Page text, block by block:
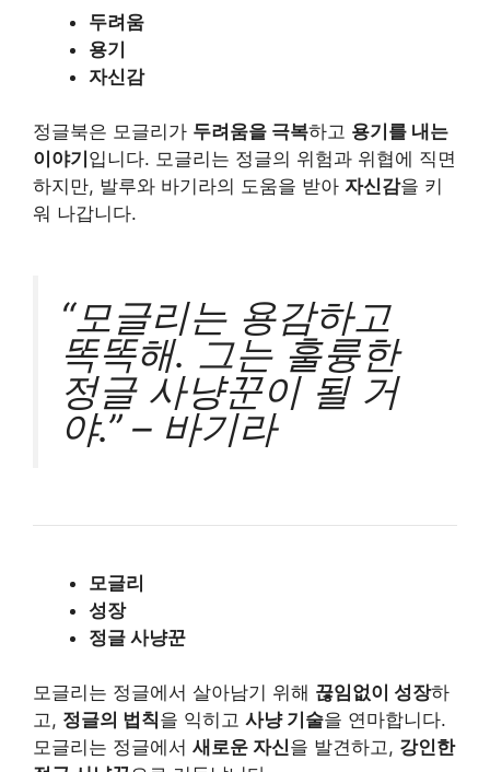
두려움
용기
자신감
정글북은 모글리가 두려움을 극복하고 용기를 내는
이야기 입니다. 모글리는 정글의 위험과 위협에 직면
하지만, 발루와 바기라의 도움을 받아 자신감을 키
워 나갑니다.
“모글리는 용감하고
똑똑해. 그는 훌륭한
정글 사냥꾼이 될 거
야.” – 바기라
모글리
성장
정글 사냥꾼
모글리는 정글에서 살아남기 위해 끊임없이 성장하
고, 정글의 법칙을 익히고 사냥 기술을 연마합니다.
모글리는 정글에서 새로운 자신을 발견하고, 강인한